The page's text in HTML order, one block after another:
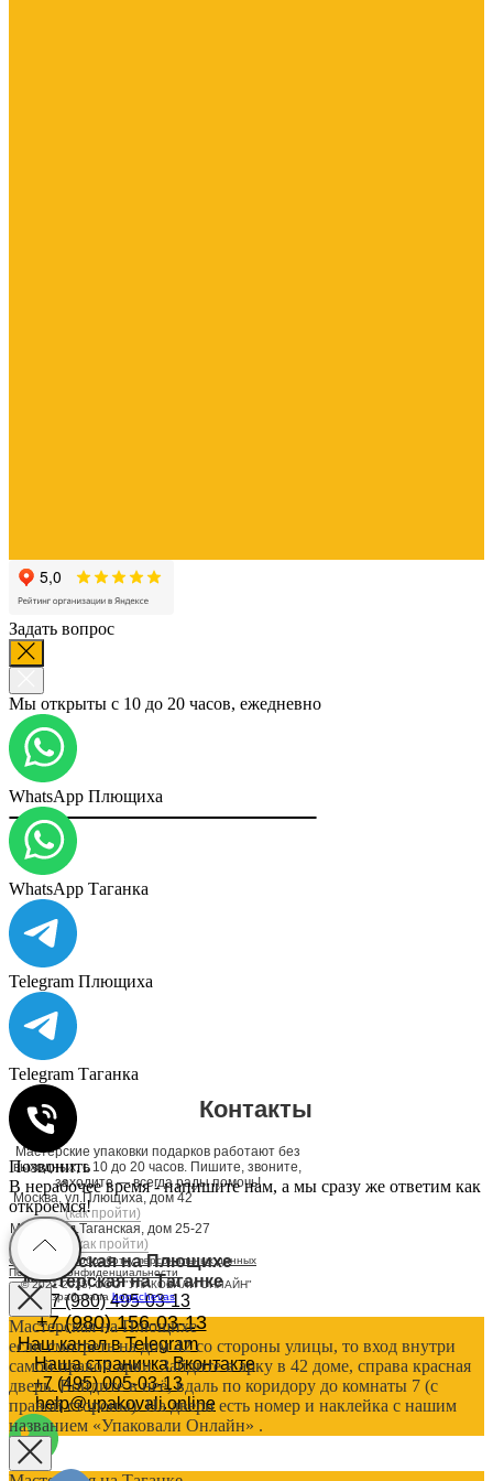
Контакты
Мастерские упаковки подарков работают без
выходных, с 10 до 20 часов. Пишите, звоните,
заходите — всегда рады помочь!
Москва, ул.Плющиха, дом 42
(как пройти)
Москва, ул.Таганская, дом 25-27
(как пройти)
Мастерская на Плющихе
Мастерская на Таганке
+7 (980) 495-03-13
+7 (980) 156-03-13
Наш канал в Telegram
Наша страничка Вконтакте
+7 (495) 005-03-13
help@upakovali.online
Согласие на обработку персональных данных
Политика конфиденциальности
© 2021-2025, ООО "УПАКОВАЛИ ОНЛАЙН"
Сайт разработала bogachevas
Задать вопрос
Мы открыты с 10 до 20 часов, ежедневно
WhatsApp Плющиха
WhatsApp Таганка
Telegram Плющиха
Telegram Таганка
Позвонить
В нерабочее время - напишите нам, а мы сразу же ответим как
откроемся!
Мастерская на Плющихе
если смотреть на дом 42 со стороны улицы, то вход внутри
самой правой арки. Зайдите в арку в 42 доме, справа красная
дверь. Войдите в неё, вдаль по коридору до комнаты 7 (с
правой стороны). На двери есть номер и наклейка с нашим
названием «Упаковали Онлайн» .